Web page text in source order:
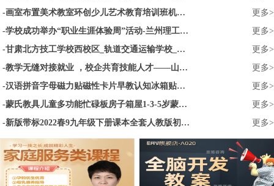
画室布置美术教室环创少儿艺术教育培训班机构幼儿园墙面装饰文化
更多>
学校成功举办“职业生涯体验周”活动-兰州理工大学
更多>
甘肃北方技工学校西校区_轨道交通运输学校_甘肃_技校首选_兰州职业
更多>
教学无缝对接就业 ，校企共育技能人才——山东水利技师学院智能制造系育才见成效
更多>
汉语拼音字母磁力贴磁性卡片早教认知冰箱贴幼儿园宝宝益智玩具
更多>
蒙氏教具儿童多功能忙碌板房子箱屋1-3-5岁蒙特梭利益智早教玩具
更多>
新版带标2022春9九年级下册课本全套人教版初中语文数学政治历史化学课本书共5本套装9年级下册义务教育教科书教材课本初三全套书
更多>